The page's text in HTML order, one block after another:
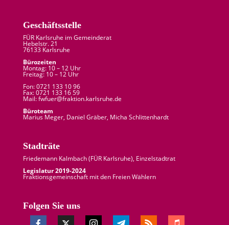
Geschäftsstelle
FÜR Karlsruhe im Gemeinderat
Hebelstr. 21
76133 Karlsruhe
Bürozeiten
Montag: 10 – 12 Uhr
Freitag: 10 – 12 Uhr
Fon: 0721 133 10 96
Fax: 0721 133 16 59
Mail: fwfuer@fraktion.karlsruhe.de
Büroteam
Marius Meger, Daniel Gräber, Micha Schlittenhardt
Stadträte
Friedemann Kalmbach (FÜR Karlsruhe), Einzelstadtrat
Legislatur 2019-2024
Fraktionsgemeinschaft mit den Freien Wählern
Folgen Sie uns